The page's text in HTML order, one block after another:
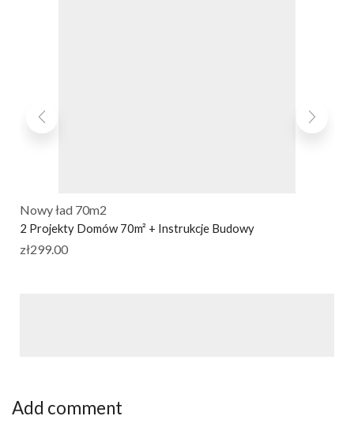
Nowy ład 70m2
2 Projekty Domów 70m² + Instrukcje Budowy
zł299.00
Add comment